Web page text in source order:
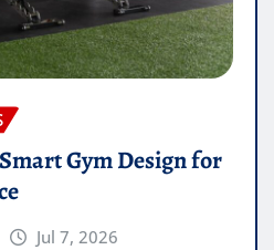
Gym Design for
Jul 7, 2026